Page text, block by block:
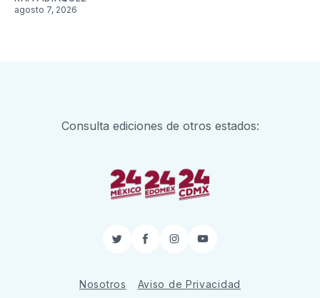
agosto 7, 2026
Consulta ediciones de otros estados:
TwitterFacebook
InstagramYouTube
Nosotros Aviso de Privacidad